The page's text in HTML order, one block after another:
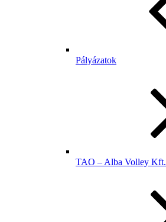
Pályázatok
TAO – Alba Volley Kft.